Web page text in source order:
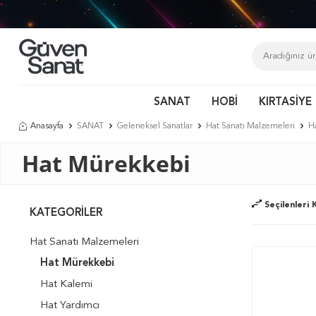
SANAT HOBİ KIRTASİYE
Anasayfa SANAT Geleneksel Sanatlar Hat Sanatı Malzemeleri
Hat Mürekkebi
KATEGORILER
Hat Sanatı Malzemeleri
Hat Mürekkebi
Hat Kalemi
Hat Yardımcı
Seçilenleri